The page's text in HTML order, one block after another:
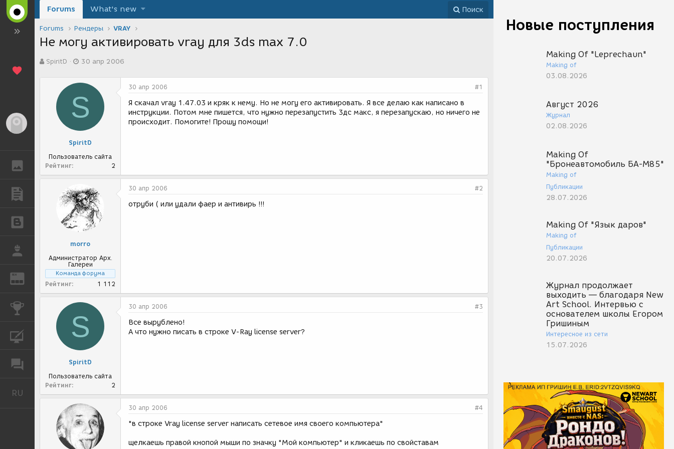
ГАЛЕРЕЯ
ПУБЛИКАЦИИ
REN ЖУРНАЛ
КОНКУРСЫ
КУРСЫ
RU Русский
Новые поступления
Making Of "Leprechaun"
Making of
03.08.2026
Август 2026
Журнал
02.08.2026
Making Of
"Бронеавтомобиль БА-М85"
Making of
Публикации
28.07.2026
Making Of "Язык даров"
Making of
Публикации
20.07.2026
Журнал продолжает
выходить — благодаря New
Art School. Интервью с
основателем школы Егором
Гришиным
Интересное из сети
15.07.2026
Forums What's new Поиск
Forums Рендеры VRAY
Не могу активировать vray для 3ds max 7.0
в
SpiritD
а
а
о
з
д
и
я
30 апр 2006
S
SpiritD
Пользователь сайта
Рейтинг
2
30 апр 2006 #1
Я скачал vray 1.47.03 и кряк к нему. Но не могу его активировать. Я все делаю как написано в
инструкции. Потом мне пишется, что нужно перезапустить 3дс макс, я перезапускаю, но ничего не
происходит. Помогите! Прошу помощи!
morro
Администратор Арх.
Галереи
Команда форума
Рейтинг 1 112
30 апр 2006 #2
отруби ( или удали фаер и антивирь !!!
S
SpiritD
Пользователь сайта
Рейтинг
2
30 апр 2006 #3
Все вырублено!
А что нужно писать в строке V-Ray license server?
30 апр 2006 #4
"в строке Vray license server написать сетевое имя своего компьютера"
щелкаешь правой кнопой мыши по значку "Мой компьютер" и кликаешь по свойставам